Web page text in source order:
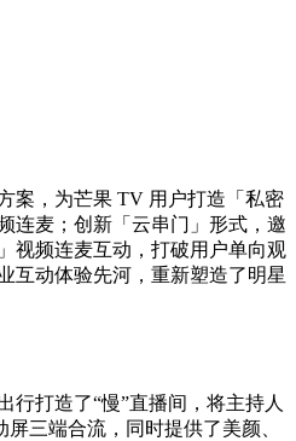
案，为芒果 TV 用户打造「私密
连麦；创新「云串门」形式，邀
视频连麦互动，打破用户单向观
互动体验先河，重新塑造了明星
行打造了“慢”直播间，将主持人
三端合流，同时提供了美颜、